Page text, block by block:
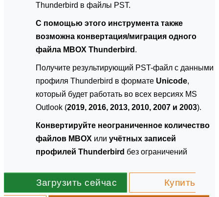
Thunderbird в файлы PST.
С помощью этого инструмента также
возможна конвертация/миграция одного
файла MBOX Thunderbird .
Получите результирующий PST-файл с данными
профиля Thunderbird в формате Unicode,
который будет работать во всех версиях MS
Outlook (2019, 2016, 2013, 2010, 2007 и 2003).
Конвертируйте неограниченное количество
файлов MBOX или учётных записей
профилей Thunderbird без ограничений
Загрузить сейчас Купить